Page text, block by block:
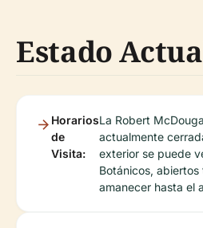
Estado
Horarios
de
Visita:
La Robert
actualmente
exterior se puede
Botánicos,
amanecer hasta el